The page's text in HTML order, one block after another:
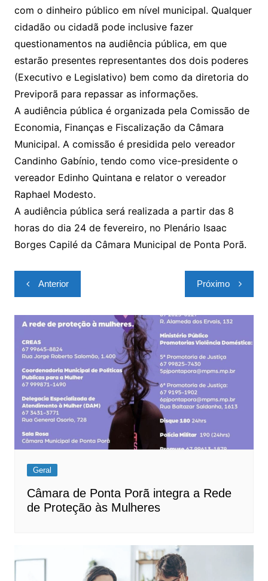
com o dinheiro público em nível municipal. Qualquer
cidadão ou cidadã pode inclusive fazer
questionamentos na audiência pública, em que
estarão presentes representantes dos dois poderes
(Executivo e Legislativo) bem como da diretoria do
Previporã para repassar as informações.
A audiência pública é organizada pela Comissão de
Economia, Finanças e Fiscalização da Câmara
Municipal. A comissão é presidida pelo vereador
Candinho Gabínio, tendo como vice-presidente o
vereador Edinho Quintana e relator o vereador
Raphael Modesto.
A audiência pública será realizada a partir das 8
horas do dia 24 de fevereiro, no Plenário Isaac
Borges Capilé da Câmara Municipal de Ponta Porã.
Navegação
de
Post
Anterior Próximo
Geral
Câmara de Ponta Porã integra a Rede
de Proteção às Mulheres